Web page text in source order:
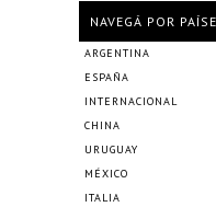
NAVEGÁ POR
ARGENTINA
ESPAÑA
INTERNACIONAL
CHINA
URUGUAY
MÉXICO
ITALIA